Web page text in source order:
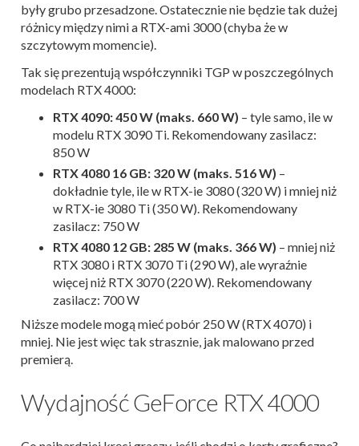
były grubo przesadzone. Ostatecznie nie będzie tak dużej
różnicy między nimi a RTX-ami 3000 (chyba że w
szczytowym momencie).
Tak się prezentują współczynniki TGP w poszczególnych
modelach RTX 4000:
RTX 4090: 450 W (maks. 660 W) – tyle samo, ile w
modelu RTX 3090 Ti. Rekomendowany zasilacz:
850 W
RTX 4080 16 GB: 320 W (maks. 516 W) –
dokładnie tyle, ile w RTX-ie 3080 (320 W) i mniej niż
w RTX-ie 3080 Ti (350 W). Rekomendowany
zasilacz: 750 W
RTX 4080 12 GB: 285 W (maks. 366 W) – mniej niż
RTX 3080 i RTX 3070 Ti (290 W), ale wyraźnie
więcej niż RTX 3070 (220 W). Rekomendowany
zasilacz: 700 W
Niższe modele mogą mieć pobór 250 W (RTX 4070) i
mniej. Nie jest więc tak strasznie, jak malowano przed
premierą.
Wydajność GeForce RTX 4000